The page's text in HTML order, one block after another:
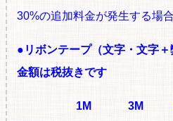
30%の追加料金が発生する場
●リボンテープ（文字・文字＋
金額は税抜きです
1M
3M